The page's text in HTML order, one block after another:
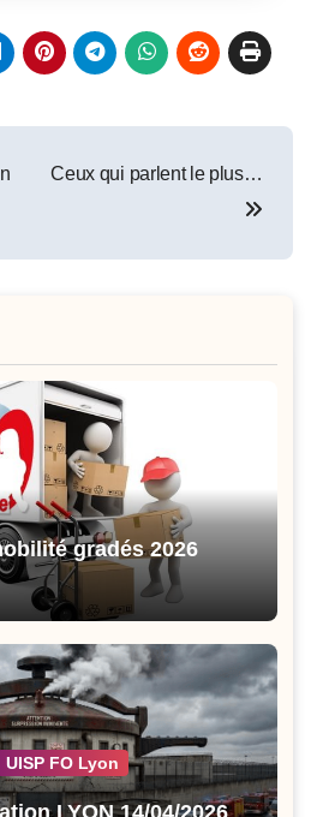
Ceux qui parlent le plus…
gradés 2026
UISP FO Lyon
LYON 14/04/2026